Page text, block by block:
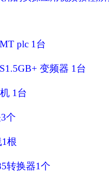
plc 1 台
变频器 1 台
1 台
3个
1根
转换器1个